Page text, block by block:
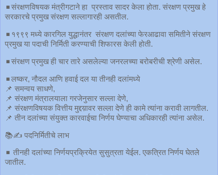
◾️संरक्षणविषयक मंत्रीगटाने हा प्रस्ताव सादर केला होता. संरक्षण प्रमुख हे
सरकारचे प्रमुख संरक्षण सल्लागारही असतील.
◾️१९९९ मध्ये कारगिल युद्धानंतर संरक्षण दलांच्या फेरआढावा समितीने संरक्षण
प्रमुख या पदाची निर्मिती करण्याची शिफारस केली होती.
◾️संरक्षण प्रमुख ही चार तारे असलेल्या जनरलच्या बरोबरीची श्रेणी असेल.
◾️लष्कर, नौदल आणि हवाई दल या तीनही दलांमध्ये
📌 समन्वय साधणे,
📌 संरक्षण मंत्रालयाला गरजेनुसार सल्ला देणे,
📌 संरक्षणविषयक वित्तीय मुद्दय़ावर सल्ला देणे ही कामे त्यांना करावी लागतील.
📌 तीन दलांच्या संयुक्त कारवाईचा निर्णय घेण्याचा अधिकारही त्यांना असेल.
📚✍ पदनिर्मितीचे लाभ
◾️ तीनही दलांच्या निर्णयप्रक्रियेत सुसुत्रता येईल. एकत्रित निर्णय घेतले
जातील.